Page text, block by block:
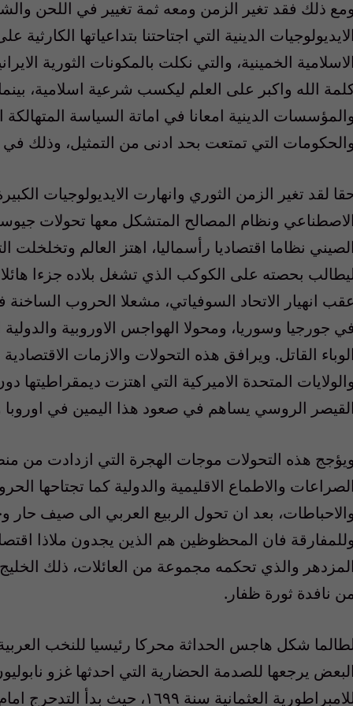
ومع ذلك فقد تغير الزمن ومعه ثمة تغيير في اللحن
الايديولوجيات الدينية التي اجتاحتنا بتداعياتها
الاسلامية الخمينية، والتي نكلت بالمكونات الثورية
الله واكبر على العلم ليكسب شرعية اسلامية،
والمؤسسات الدينية امعانا في اماتة السياسة المتهالكة
والحكومات التي تمتعت بحد ادنى من التمثيل، وذلك في
لقد تغير الزمن الثوري وانهارت الايديولوجيات
الاصطناعي ونظام المصالح المتشكل معها تحولات
الصيني نظاما اقتصاديا رأسماليا، اهتز العالم
ليطالب بحصته على الكوكب الذي تشغل بلاده جزءا
عقب انهيار الاتحاد السوفياتي، مشعلا الحروب
في جورجيا وسوريا، ومحولا الهواجس الاوروبية
الوباء القاتل. ويرافق هذه التحولات والازمات
القيصر الروسي يساهم في صعود هذا اليمين في اوروبا
ويؤجج هذه التحولات موجات الهجرة التي ازدادت من
الصراعات والاطماع الاقليمية والدولية كما تجتاحها
والاحباطات، بعد ان تحول الربيع العربي الى صيف
وللمفارقة فان المحظوظين هم الذين يجدون ملاذا
المزدهر والذي تحكمه مجموعة من العائلات، ذلك
من نافدة ثورة ظفار.
لطالما شكل هاجس الحداثة محركا رئيسيا للنخب
البعض يرجعها للصدمة الحضارية التي احدثها غزو
للامبراطورية العثمانية سنة